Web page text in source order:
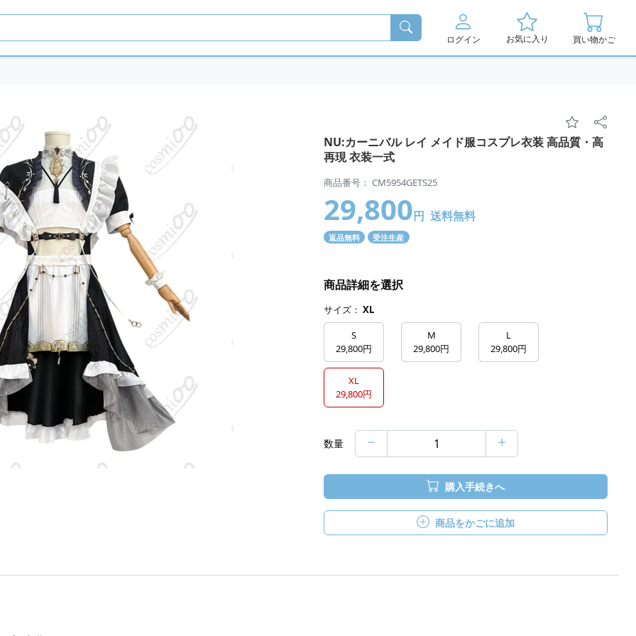
ログイン お気に入り 買い物かご
NU:カーニバル レイ メイド服コスプレ衣装 高品質・高
再現 衣装一式
商品番号： CM5954GETS25
29,800円 送料無料
返品無料 受注生産
商品詳細を選択
サイズ： XL
S
29,800円
M
29,800円
L
29,800円
XL
29,800円
数量
購入手続きへ
商品をかごに追加